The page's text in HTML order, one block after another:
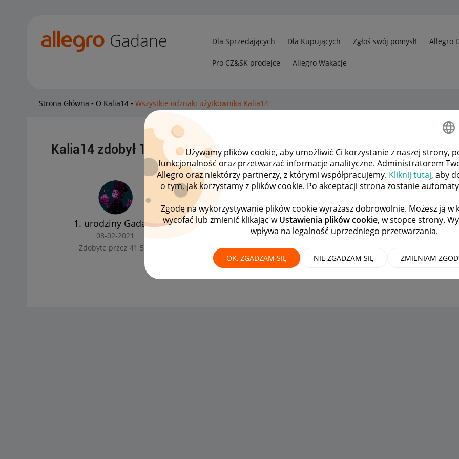
Używamy plików cookie, aby umożliwić Ci korzystanie z naszej strony,
funkcjonalność oraz przetwarzać informacje analityczne. Administratorem
Allegro oraz niektórzy partnerzy, z którymi współpracujemy. Kliknij tutaj, aby
o tym, jak korzystamy z plików cookie. Po akceptacji strona zostanie
Zgodę na wykorzystywanie plików cookie wyrażasz dobrowolnie. Możesz ją w
wycofać lub zmienić klikając wUstawienia plików cookie, w stopce strony.
wpływa na legalność uprzedniego przetwarzania.
OK, ZGADZAM SIĘ NIE ZGADZAM SIĘ ZMIENIAM
Gadane Dla Sprzedających Dla Kupujących Zgłoś swój pomysł! Allegro
Pro CZ&SK prodejce Allegro Wakacje
Strona Główna O Kalia14 Wszystkie odznaki użytkownika Kalia14
Kalia14 zdobył 1 wizytówkę.
1. urodziny Gadane
‎08-02-2021
Zdobyte przez 41 520